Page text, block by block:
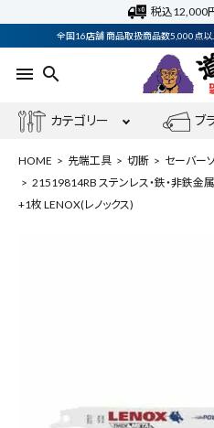
税込12,000
全国16店舗 商品取扱商品数5,000点
menu search
カテゴリー ブ
HOME 先端工具 切断
セーバー
21519814RB ステンレス・鉄・非鉄金
+1枚 LENOX(レノックス)